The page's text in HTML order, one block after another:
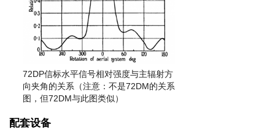
72DP信标水平信号相对强度与主辐射方
向夹角的关系（注意：不是72DM的关系
图，但72DM与此图类似）
配套设备